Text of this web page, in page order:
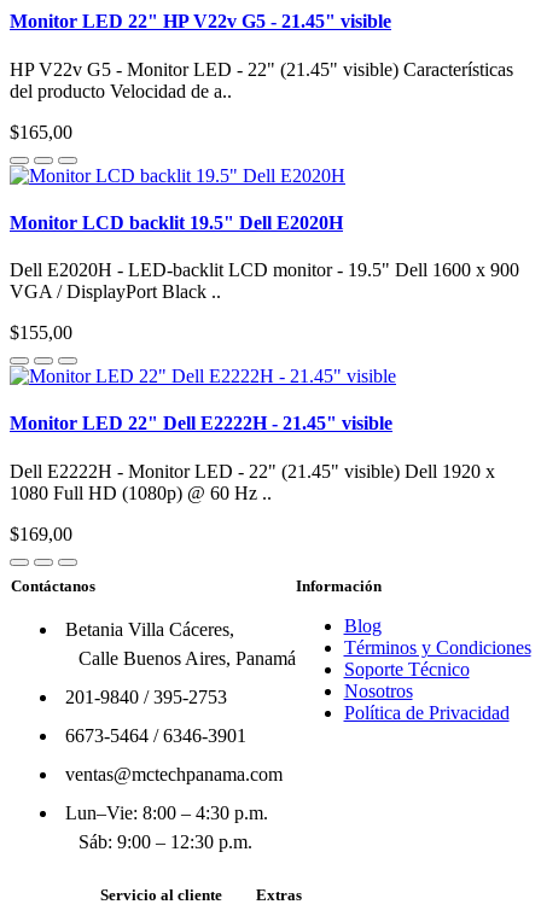
Monitor LED 22" HP V22v G5 - 21.45" visible
HP V22v G5 - Monitor LED - 22" (21.45" visible) Características
del producto Velocidad de a..
$165,00
Monitor LCD backlit 19.5" Dell E2020H
Dell E2020H - LED-backlit LCD monitor - 19.5" Dell 1600 x 900
VGA / DisplayPort Black ..
$155,00
Monitor LED 22" Dell E2222H - 21.45" visible
Dell E2222H - Monitor LED - 22" (21.45" visible) Dell 1920 x
1080 Full HD (1080p) @ 60 Hz ..
$169,00
Contáctanos
Betania Villa Cáceres,
Calle Buenos Aires, Panamá
201-9840/395-2753
6673-5464/6346-3901
ventas@mctechpanama.com
Lun–Vie: 8:00 – 4:30 p.m.
Sáb: 9:00 – 12:30 p.m.
Información
Blog
Términos y Condiciones
Soporte Técnico
Nosotros
Política de Privacidad
Servicio al cliente Extras